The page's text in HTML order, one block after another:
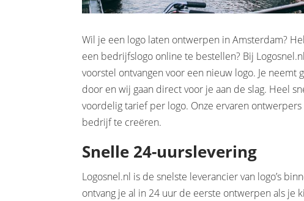
Wil je een logo laten ontwerpen in Amsterdam?
een bedrijfslogo online te bestellen? Bij
voorstel ontvangen voor een nieuw logo. Je
door en wij gaan direct voor je aan de slag. Heel
voordelig tarief per logo. Onze ervaren
bedrijf te creëren.
Snelle 24-uurslevering
Logosnel.nl is de snelste leverancier van logo’s
ontvang je al in 24 uur de eerste ontwerpen als je